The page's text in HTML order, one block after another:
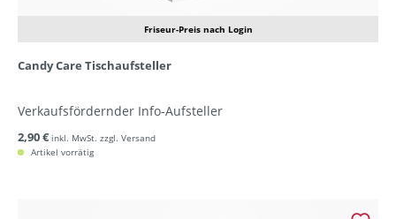
Friseur-Preis nach Login
Candy Care Tischaufsteller
Verkaufsfördernder Info-Aufsteller
2,90 € inkl. MwSt. zzgl. Versand
Artikel vorrätig